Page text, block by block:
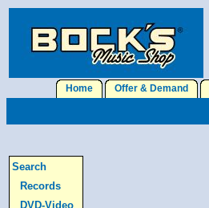
Home Offer & Demand
Search
Records
DVD-Video